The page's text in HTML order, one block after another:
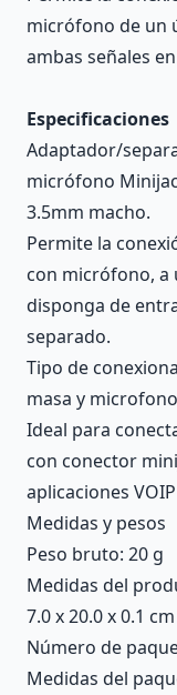
micrófono de un
ambas señales
Especificaciones
Adaptador/
micrófono
3.5mm macho.
Permite la
con micrófono, a
disponga de
separado.
Tipo de
masa y
Ideal para
con conector
aplicaciones
Medidas y pesos
Peso bruto: 20 g
Medidas del
7.0 x 20.0 x 0.1 cm
Número de
Medidas del